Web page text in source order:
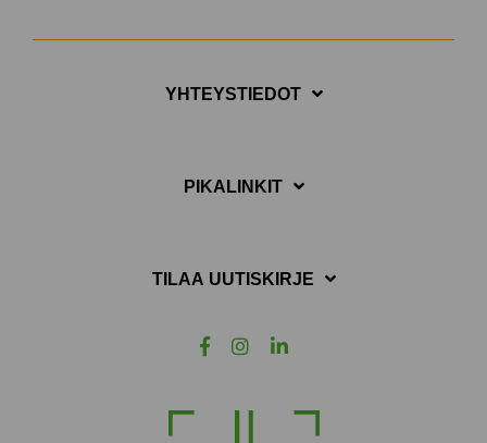
YHTEYSTIEDOT
PIKALINKIT
TILAA UUTISKIRJE